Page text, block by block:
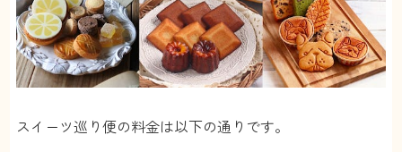
【コスパ】
高級スイーツなので、料金は高め。
といっても3千円くらいなので、買えないほどの価格
じゃないかな。
【お店の数】
るお店を全部教えてくれたら嬉しいのになと・・
スイーツ巡り便の料金は以下の通りです。